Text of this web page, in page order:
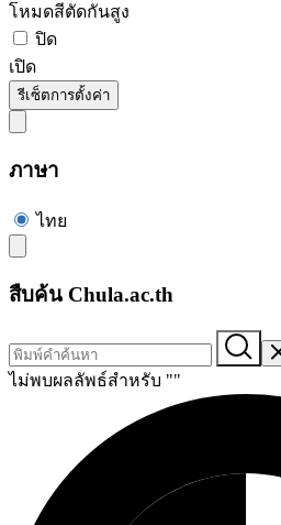
โหมดสีตัดกันสูง
ปิด
เปิด
รีเซ็ตการตั้งค่า
ภาษา
ไทย
สืบค้น Chula.ac.th
ไม่พบผลลัพธ์สำหรับ ""